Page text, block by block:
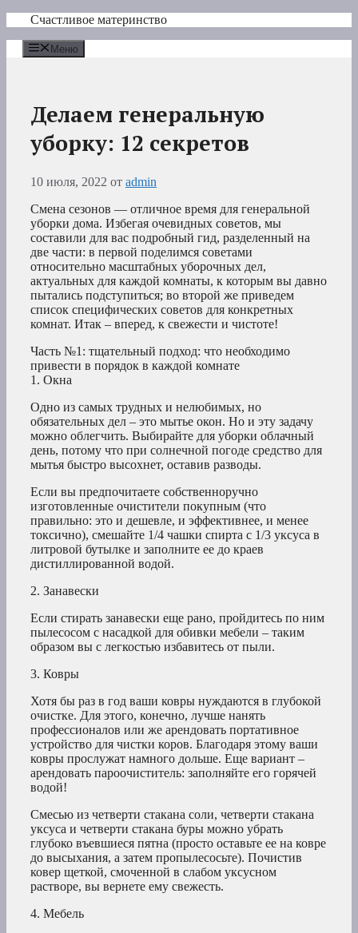
Перейти
содержимому
Счастливое материнство
Меню
Делаем генеральную
уборку: 12 секретов
10 июля, 2022 от admin
Смена сезонов — отличное время для генеральной
уборки дома. Избегая очевидных советов, мы
составили для вас подробный гид, разделенный на
две части: в первой поделимся советами
относительно масштабных уборочных дел,
актуальных для каждой комнаты, к которым вы давно
пытались подступиться; во второй же приведем
список специфических советов для конкретных
комнат. Итак – вперед, к свежести и чистоте!
Часть №1: тщательный подход: что необходимо
привести в порядок в каждой комнате
1. Окна
Одно из самых трудных и нелюбимых, но
обязательных дел – это мытье окон. Но и эту задачу
можно облегчить. Выбирайте для уборки облачный
день, потому что при солнечной погоде средство для
мытья быстро высохнет, оставив разводы.
Если вы предпочитаете собственноручно
изготовленные очистители покупным (что
правильно: это и дешевле, и эффективнее, и менее
токсично), смешайте 1/4 чашки спирта с 1/3 уксуса в
литровой бутылке и заполните ее до краев
дистиллированной водой.
2. Занавески
Если стирать занавески еще рано, пройдитесь по ним
пылесосом с насадкой для обивки мебели – таким
образом вы с легкостью избавитесь от пыли.
3. Ковры
Хотя бы раз в год ваши ковры нуждаются в глубокой
очистке. Для этого, конечно, лучше нанять
профессионалов или же арендовать портативное
устройство для чистки коров. Благодаря этому ваши
ковры прослужат намного дольше. Еще вариант –
арендовать пароочиститель: заполняйте его горячей
водой!
Смесью из четверти стакана соли, четверти стакана
уксуса и четверти стакана буры можно убрать
глубоко въевшиеся пятна (просто оставьте ее на ковре
до высыхания, а затем пропылесосьте). Почистив
ковер щеткой, смоченной в слабом уксусном
растворе, вы вернете ему свежесть.
4. Мебель